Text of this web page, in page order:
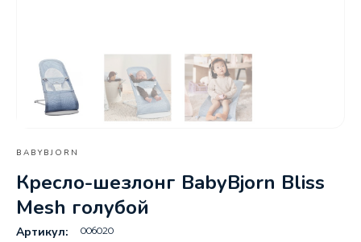
BABYBJORN
Кресло-шезлонг BabyBjorn Bliss
Mesh голубой
Артикул: 006020